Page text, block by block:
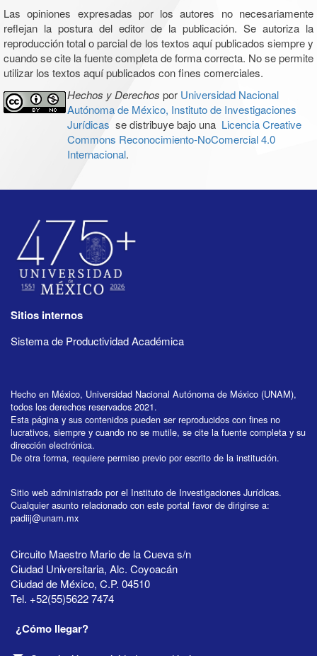
Las opiniones expresadas por los autores no necesariamente
reflejan la postura del editor de la publicación. Se autoriza la
reproducción total o parcial de los textos aquí publicados siempre y
cuando se cite la fuente completa de forma correcta. No se permite
utilizar los textos aquí publicados con fines comerciales.
Hechos y Derechos por Universidad Nacional
Autónoma de México, Instituto de Investigaciones
Jurídicas se distribuye bajo una Licencia Creative
Commons Reconocimiento-NoComercial 4.0
Internacional.
Sitios internos
Sistema de Productividad Académica
Hecho en México, Universidad Nacional Autónoma de México (UNAM),
todos los derechos reservados 2021.
Esta página y sus contenidos pueden ser reproducidos con fines no
lucrativos, siempre y cuando no se mutile, se cite la fuente completa y su
dirección electrónica.
De otra forma, requiere permiso previo por escrito de la institución.
Sitio web administrado por el Instituto de Investigaciones Jurídicas.
Cualquier asunto relacionado con este portal favor de dirigirse a:
padiij@unam.mx
Circuito Maestro Mario de la Cueva s/n
Ciudad Universitaria, Alc. Coyoacán
Ciudad de México, C.P. 04510
Tel. +52(55)5622 7474
¿Cómo llegar?